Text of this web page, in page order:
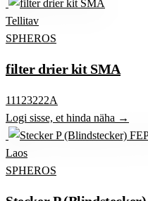
Tellitav
SPHEROS
filter drier kit SMA
11123222A
Logi sisse, et hinda näha →
Laos
SPHEROS